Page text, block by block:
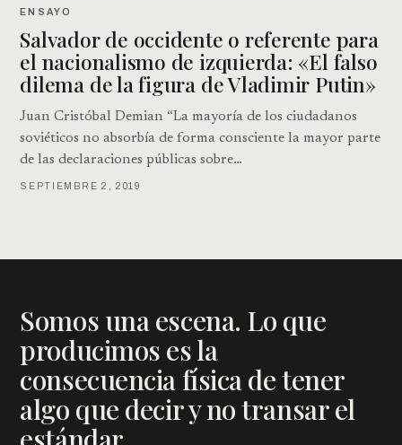
ENSAYO
Salvador de occidente o referente para
el nacionalismo de izquierda: «El falso
dilema de la figura de Vladimir Putin»
Juan Cristóbal Demian “La mayoría de los ciudadanos
soviéticos no absorbía de forma consciente la mayor parte
de las declaraciones públicas sobre…
SEPTIEMBRE 2, 2019
Somos una escena. Lo que
producimos es la
consecuencia física de tener
algo que decir y no transar el